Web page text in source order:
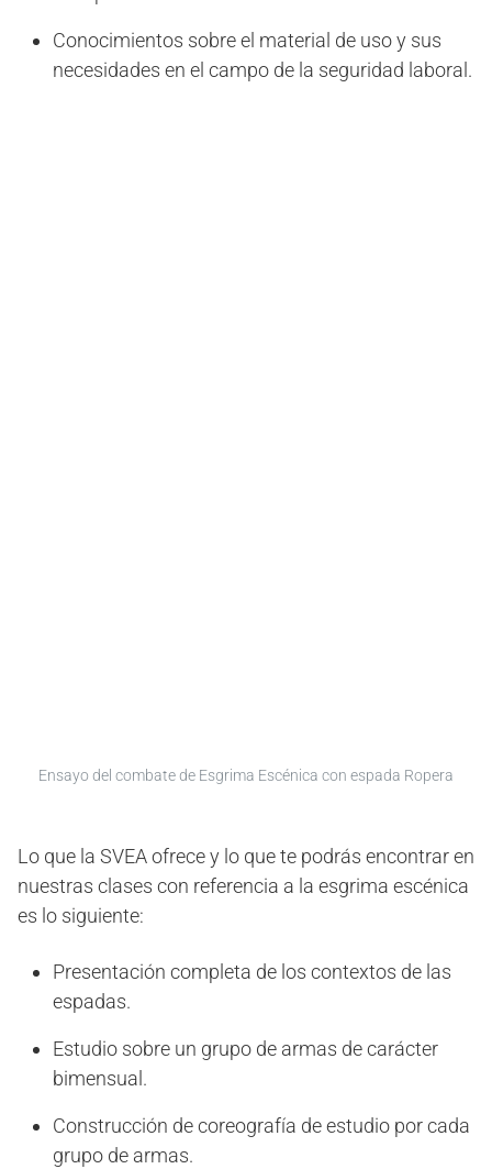
Conocimientos sobre el material de uso y sus
necesidades en el campo de la seguridad laboral.
Ensayo del combate de Esgrima Escénica con espada Ropera
Lo que la SVEA ofrece y lo que te podrás encontrar en
nuestras clases con referencia a la esgrima escénica
es lo siguiente:
Presentación completa de los contextos de las
espadas.
Estudio sobre un grupo de armas de carácter
bimensual.
Construcción de coreografía de estudio por cada
grupo de armas.